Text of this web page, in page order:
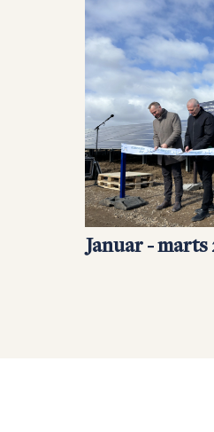
Januar - marts